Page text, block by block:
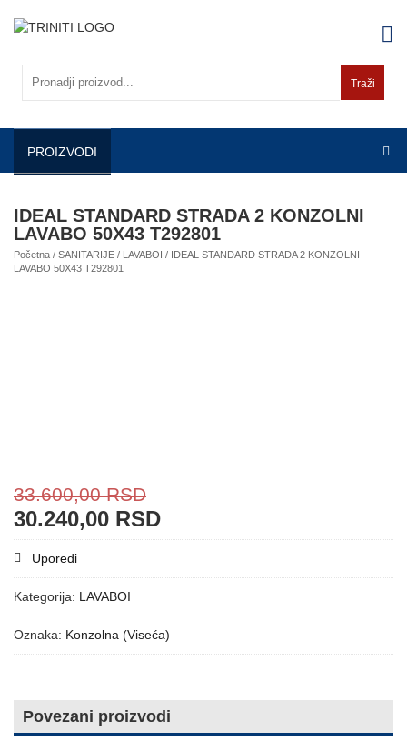
Traži
PROIZVODI
IDEAL STANDARD STRADA 2 KONZOLNI
LAVABO 50X43 T292801
Početna / SANITARIJE / LAVABOI / IDEAL STANDARD STRADA 2 KONZOLNI
LAVABO 50X43 T292801
33.600,00RSD
30.240,00 RSD
Uporedi
Kategorija: LAVABOI
Oznaka: Konzolna (Viseća)
Povezani proizvodi